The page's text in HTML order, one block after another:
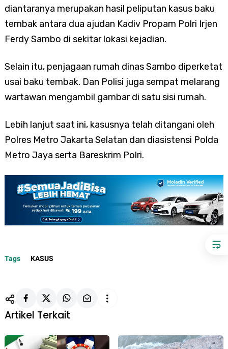
diantaranya merupakan hasil peliputan kasus baku
tembak antara dua ajudan Kadiv Propam Polri Irjen
Ferdy Sambo di sekitar lokasi kejadian.
Selain itu, penjagaan rumah dinas Sambo diperketat
usai baku tembak. Dan Polisi juga sempat melarang
wartawan mengambil gambar di satu sisi rumah.
Lebih lanjut saat ini, kasusnya telah ditangani oleh
Polres Metro Jakarta Selatan dan diasistensi Polda
Metro Jaya serta Bareskrim Polri.
Tags KASUS
Artikel Terkait